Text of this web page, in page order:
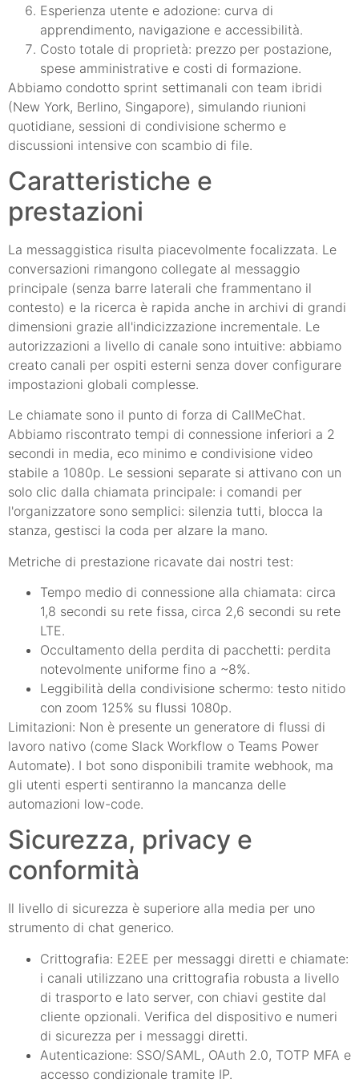
Esperienza utente e adozione: curva di
apprendimento, navigazione e accessibilità.
Costo totale di proprietà: prezzo per postazione,
spese amministrative e costi di formazione.
Abbiamo condotto sprint settimanali con team ibridi
(New York, Berlino, Singapore), simulando riunioni
quotidiane, sessioni di condivisione schermo e
discussioni intensive con scambio di file.
Caratteristiche e
prestazioni
La messaggistica risulta piacevolmente focalizzata. Le
conversazioni rimangono collegate al messaggio
principale (senza barre laterali che frammentano il
contesto) e la ricerca è rapida anche in archivi di grandi
dimensioni grazie all'indicizzazione incrementale. Le
autorizzazioni a livello di canale sono intuitive: abbiamo
creato canali per ospiti esterni senza dover configurare
impostazioni globali complesse.
Le chiamate sono il punto di forza di CallMeChat.
Abbiamo riscontrato tempi di connessione inferiori a 2
secondi in media, eco minimo e condivisione video
stabile a 1080p. Le sessioni separate si attivano con un
solo clic dalla chiamata principale: i comandi per
l'organizzatore sono semplici: silenzia tutti, blocca la
stanza, gestisci la coda per alzare la mano.
Metriche di prestazione ricavate dai nostri test:
Tempo medio di connessione alla chiamata: circa
1,8 secondi su rete fissa, circa 2,6 secondi su rete
LTE.
Occultamento della perdita di pacchetti: perdita
notevolmente uniforme fino a ~8%.
Leggibilità della condivisione schermo: testo nitido
con zoom 125% su flussi 1080p.
Limitazioni: Non è presente un generatore di flussi di
lavoro nativo (come Slack Workflow o Teams Power
Automate). I bot sono disponibili tramite webhook, ma
gli utenti esperti sentiranno la mancanza delle
automazioni low-code.
Sicurezza, privacy e
conformità
Il livello di sicurezza è superiore alla media per uno
strumento di chat generico.
Crittografia: E2EE per messaggi diretti e chiamate:
i canali utilizzano una crittografia robusta a livello
di trasporto e lato server, con chiavi gestite dal
cliente opzionali. Verifica del dispositivo e numeri
di sicurezza per i messaggi diretti.
Autenticazione: SSO/SAML, OAuth 2.0, TOTP MFA e
accesso condizionale tramite IP.